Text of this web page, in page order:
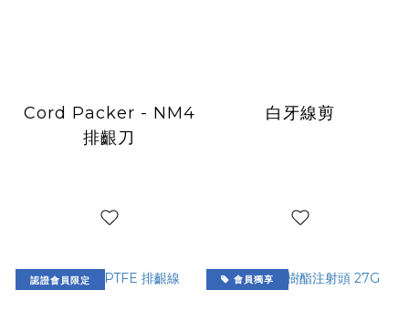
Cord Packer - NM4
排齦刀
白牙線剪
認證會員限定 會員獨享